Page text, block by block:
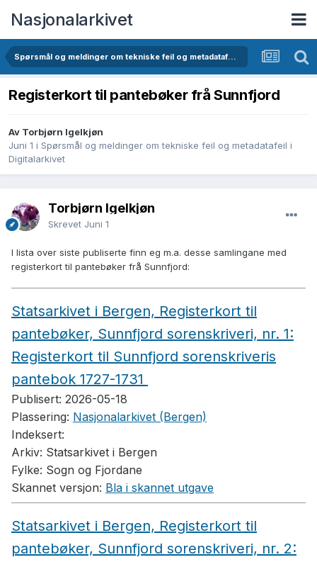
Nasjonalarkivet
Spørsmål og meldinger om tekniske feil og metadatafeil i Digitalarkivet
Registerkort til pantebøker frå Sunnfjord
Av Torbjørn Igelkjøn
Juni 1 i Spørsmål og meldinger om tekniske feil og metadatafeil i
Digitalarkivet
Torbjørn Igelkjøn
Skrevet Juni 1
I lista over siste publiserte finn eg m.a. desse samlingane med
registerkort til pantebøker frå Sunnfjord:
Statsarkivet i Bergen, Registerkort til
pantebøker, Sunnfjord sorenskriveri, nr. 1:
Registerkort til Sunnfjord sorenskriveris
pantebok 1727-1731
Publisert: 2026-05-18
Plassering: Nasjonalarkivet (Bergen)
Indeksert:
Arkiv: Statsarkivet i Bergen
Fylke: Sogn og Fjordane
Skannet versjon: Bla i skannet utgave
Statsarkivet i Bergen, Registerkort til
pantebøker, Sunnfjord sorenskriveri, nr. 2: